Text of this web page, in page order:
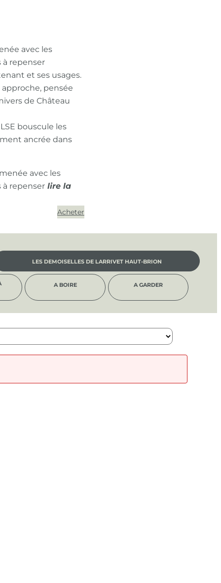
avec les
à repenser
et ses usages.
pensée
de Château
bouscule les
ancrée dans
avec les
à repenser
Acheter
LES DEMOISELLES DE LARRIVET HAUT-BRION
A BOIRE A GARDER